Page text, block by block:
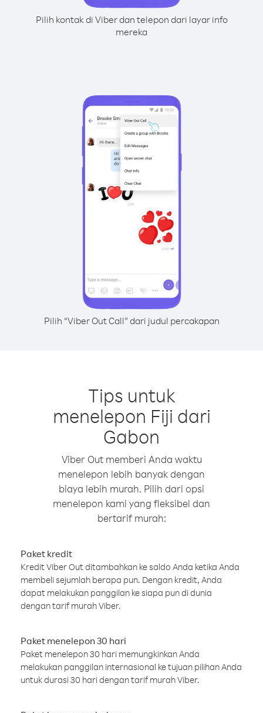
Pilih kontak di Viber dan telepon dari layar info
mereka
Pilih “Viber Out Call” dari judul percakapan
Tips untuk
menelepon Fiji dari
Gabon
Viber Out memberi Anda waktu
menelepon lebih banyak dengan
biaya lebih murah. Pilih dari opsi
menelepon kami yang fleksibel dan
bertarif murah:
Paket kredit
Kredit Viber Out ditambahkan ke saldo Anda ketika Anda
membeli sejumlah berapa pun. Dengan kredit, Anda
dapat melakukan panggilan ke siapa pun di dunia
dengan tarif murah Viber.
Paket menelepon 30 hari
Paket menelepon 30 hari memungkinkan Anda
melakukan panggilan internasional ke tujuan pilihan Anda
untuk durasi 30 hari dengan tarif murah Viber.